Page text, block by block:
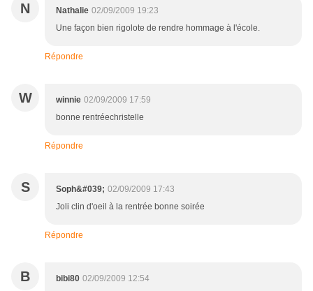
N Nathalie 02/09/2009 19:23
Une façon bien rigolote de rendre hommage à l'école.
Répondre
W winnie 02/09/2009 17:59
bonne rentréechristelle
Répondre
S Soph&#039; 02/09/2009 17:43
Joli clin d'oeil à la rentrée bonne soirée
Répondre
B bibi80 02/09/2009 12:54